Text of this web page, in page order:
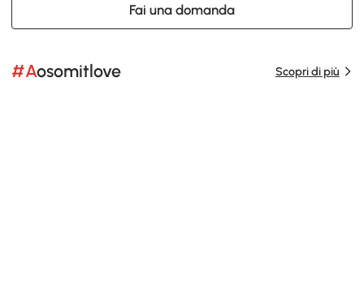
Fai una domanda
#Aosomitlove Scopri di più